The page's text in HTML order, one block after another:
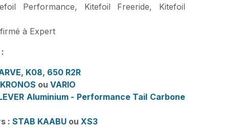
Performance, Kitefoil Freeride, Kitefoil
à Expert
, K08, 650 R2R
ou VARIO
Aluminium - Performance Tail Carbone
: STAB KAABU ou XS3